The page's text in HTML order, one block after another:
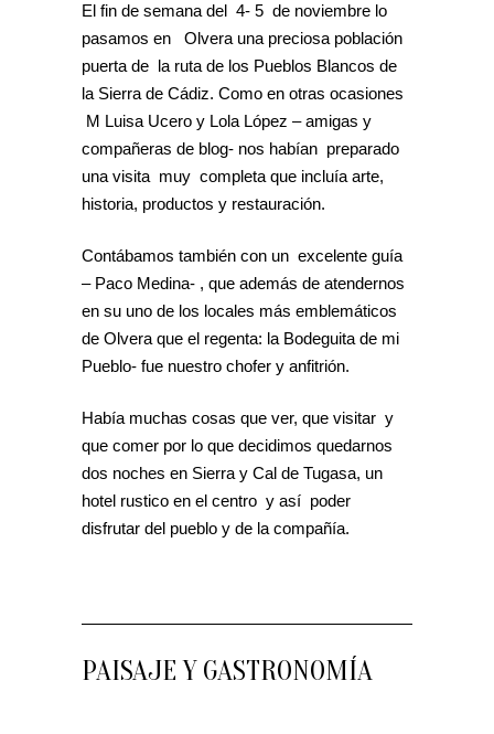
El fin de semana del 4- 5 de noviembre lo
pasamos en Olvera una preciosa población
puerta de la ruta de los Pueblos Blancos de
la Sierra de Cádiz. Como en otras ocasiones
M Luisa Ucero y Lola López – amigas y
compañeras de blog- nos habían preparado
una visita muy completa que incluía arte,
historia, productos y restauración.
Contábamos también con un excelente guía
– Paco Medina- , que además de atendernos
en su uno de los locales más emblemáticos
de Olvera que el regenta: la Bodeguita de mi
Pueblo- fue nuestro chofer y anfitrión.
Había muchas cosas que ver, que visitar y
que comer por lo que decidimos quedarnos
dos noches en Sierra y Cal de Tugasa, un
hotel rustico en el centro y así poder
disfrutar del pueblo y de la compañía.
PAISAJE Y GASTRONOMÍA